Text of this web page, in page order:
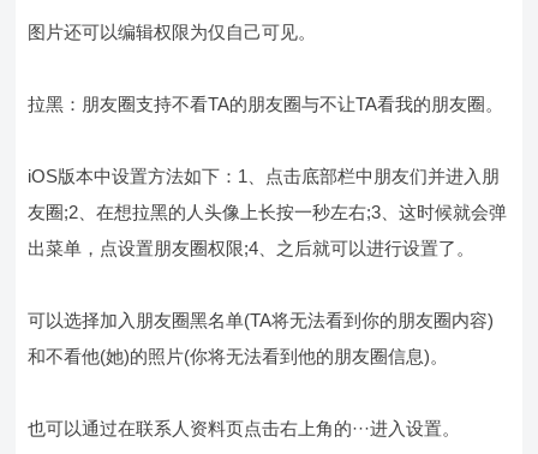
图片还可以编辑权限为仅自己可见。
拉黑：朋友圈支持不看TA的朋友圈与不让TA看我的朋友圈。
iOS版本中设置方法如下：1、点击底部栏中朋友们并进入朋
友圈;2、在想拉黑的人头像上长按一秒左右;3、这时候就会弹
出菜单，点设置朋友圈权限;4、之后就可以进行设置了。
可以选择加入朋友圈黑名单(TA将无法看到你的朋友圈内容)
和不看他(她)的照片(你将无法看到他的朋友圈信息)。
也可以通过在联系人资料页点击右上角的···进入设置。